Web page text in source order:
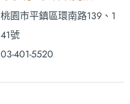
桃園市平鎮區環南路139、1
41號
03-401-5520